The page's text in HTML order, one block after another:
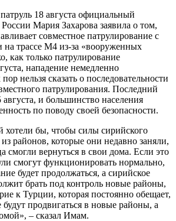
18 августа официальный
Мария Захарова заявила о том,
совместное патрулирование с
на трассе М4 из-за «вооруженных
как только патрулирование
нападение немедленно
нельзя сказать о последовательности
патрулирования. Последний
августа, и большинство населения
по поводу своей безопасности.
хотели бы, чтобы силы сирийского
районов, которые они недавно заняли,
смогли вернуться в свои дома. Если это
смогут функционировать нормально,
будет продолжаться, а сирийское
брать под контроль новые районы,
к Турции, которая постоянно обещает,
продвигаться в новые районы, а
– сказал Имам.